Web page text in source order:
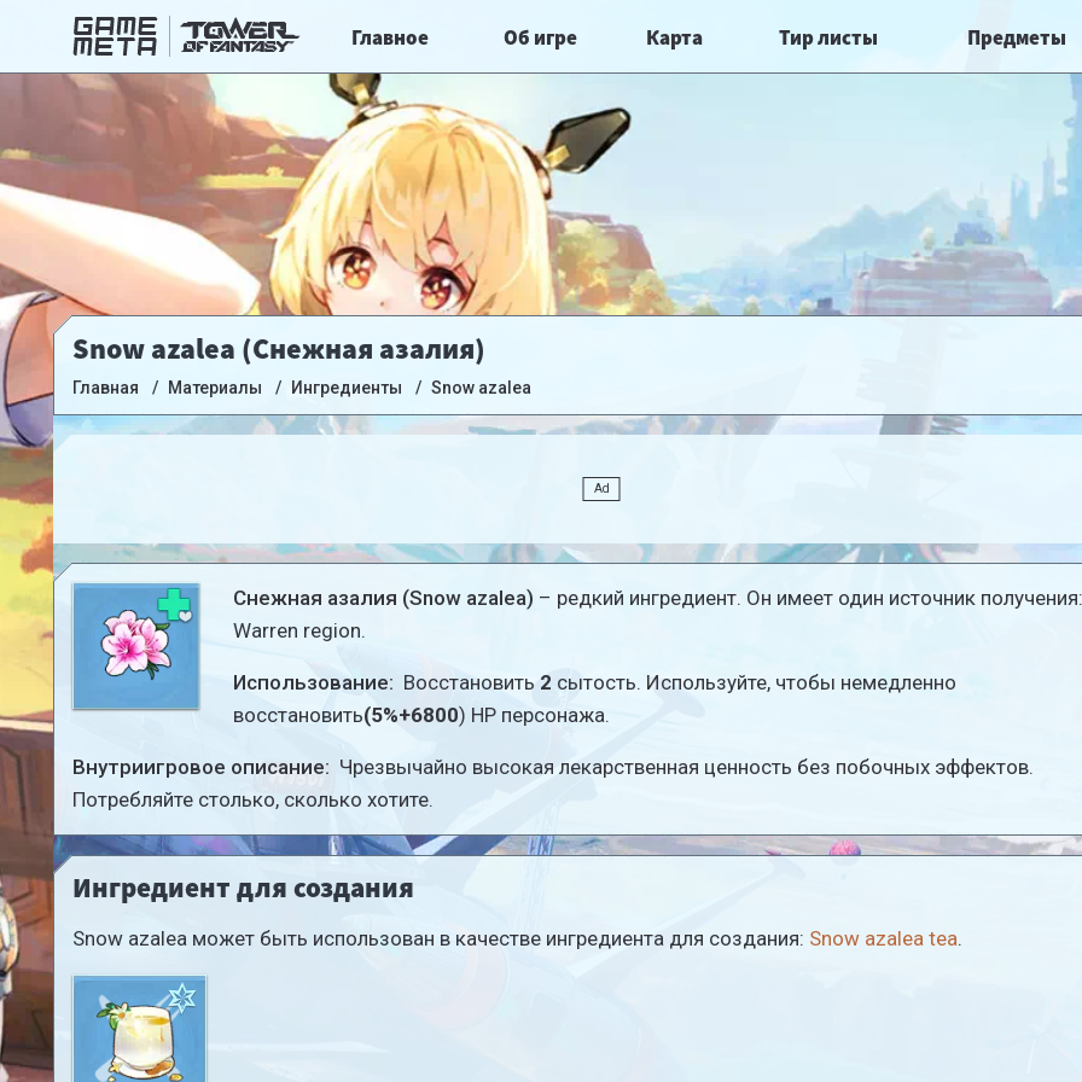
Главное Об игре Карта Тир листы Предметы
Snow azalea (Снежная азалия)
Главная Материалы Ингредиенты Snow azalea
Снежная азалия (Snow azalea) – редкий ингредиент. Он имеет один источник получения:
Warren region.
Использование: Восстановить 2 сытость. Используйте, чтобы немедленно
восстановить(5%+6800) HP персонажа.
Внутриигровое описание: Чрезвычайно высокая лекарственная ценность без побочных эффектов.
Потребляйте столько, сколько хотите.
Ингредиент для создания
Snow azalea может быть использован в качестве ингредиента для создания: Snow azalea tea.